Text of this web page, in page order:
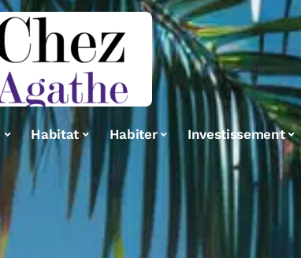
Habitat Habiter Investissement